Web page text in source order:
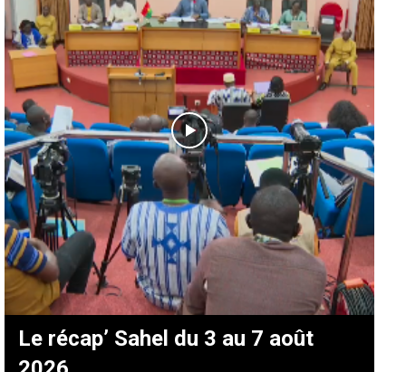
Le récap’ Sahel du 3 au 7 août